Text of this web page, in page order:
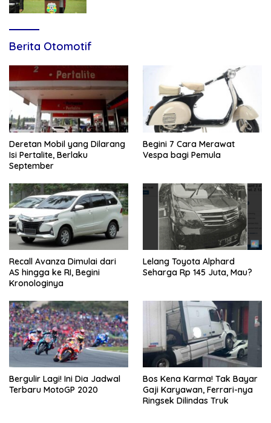
Berita Otomotif
Deretan Mobil yang Dilarang
Isi Pertalite, Berlaku
September
Begini 7 Cara Merawat
Vespa bagi Pemula
Recall Avanza Dimulai dari
AS hingga ke RI, Begini
Kronologinya
Lelang Toyota Alphard
Seharga Rp 145 Juta, Mau?
Bergulir Lagi! Ini Dia Jadwal
Terbaru MotoGP 2020
Bos Kena Karma! Tak Bayar
Gaji Karyawan, Ferrari-nya
Ringsek Dilindas Truk